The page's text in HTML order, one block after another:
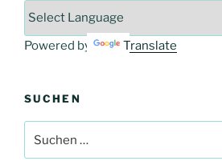
Powered by Translate
SUCHEN
nach: